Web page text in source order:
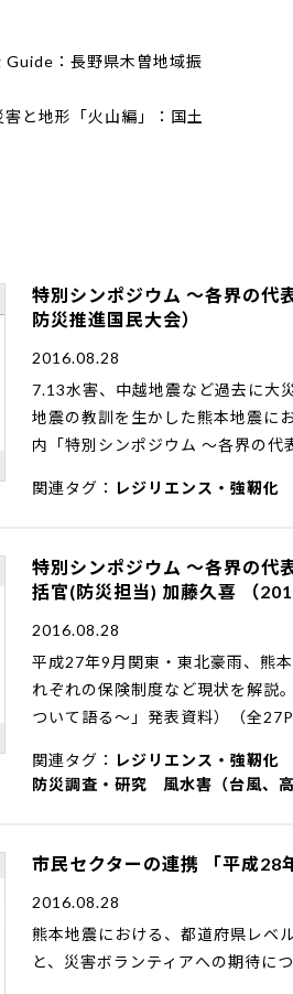
：長野県木曽地域振
と地形「火山編」：国土
特別シンポジウム ～各界の代
防災推進国民大会）
2016.08.28
7.13水害、中越地震など過去に大
地震の教訓を生かした熊本地震に
内「特別シンポジウム ～各界の代
関連タグ レジリエンス・強靭化
特別シンポジウム ～各界の代
括官(防災担当) 加藤久喜 （
2016.08.28
平成27年9月関東・東北豪雨、熊
れぞれの保険制度など現状を解説
ついて語る～」発表資料）（全27P
関連タグ レジリエンス・強靭化
防災調査・研究
風水害（台風、
市民セクターの連携 「平成28
2016.08.28
熊本地震における、都道府県レベ
と、災害ボランティアへの期待に